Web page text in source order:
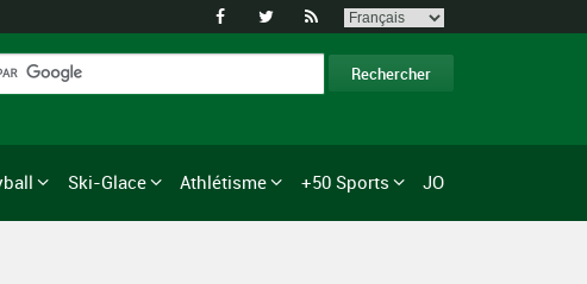
  
Ski-Glace Athlétisme +50 Sports JO